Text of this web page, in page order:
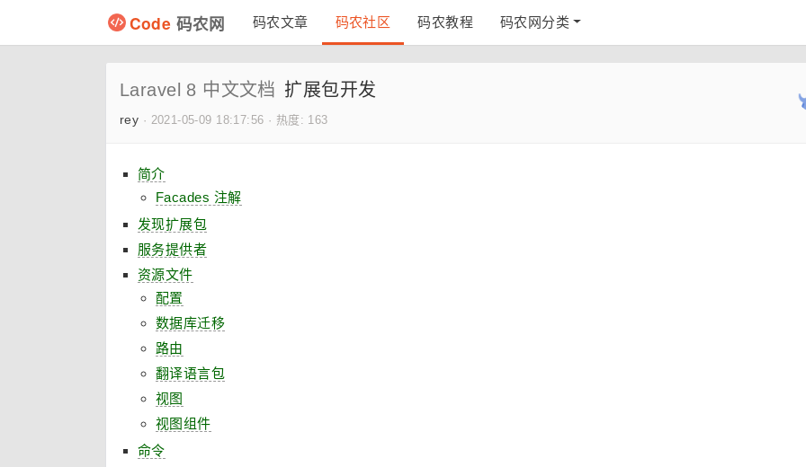
Code 码农网 码农文章 码农社区 码农教程 码农网分类
Laravel 8 中文文档 扩展包开发
rey · 2021-05-09 18:17:56 · 热度: 163
简介
Facades 注解
发现扩展包
服务提供者
资源文件
配置
数据库迁移
路由
翻译语言包
视图
视图组件
命令